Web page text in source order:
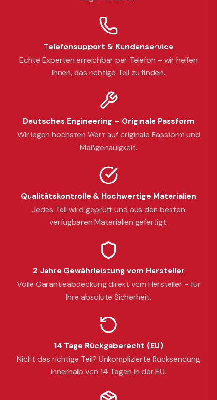
Telefonsupport & Kundenservice
Echte Experten erreichbar per Telefon – wir helfen
Ihnen, das richtige Teil zu finden.
Deutsches Engineering – Originale Passform
Wir legen höchsten Wert auf originale Passform und
Maßgenauigkeit.
Qualitätskontrolle & Hochwertige Materialien
Jedes Teil wird geprüft und aus den besten
verfügbaren Materialien gefertigt.
2 Jahre Gewährleistung vom Hersteller
Volle Garantieabdeckung direkt vom Hersteller – für
Ihre absolute Sicherheit.
14 Tage Rückgaberecht (EU)
Nicht das richtige Teil? Unkomplizierte Rücksendung
innerhalb von 14 Tagen in der EU.